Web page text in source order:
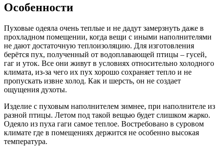
Особенности
Пуховые одеяла очень теплые и не дадут замерзнуть даже в
прохладном помещении, когда вещи с иными наполнителями
не дают достаточную теплоизоляцию. Для изготовления
берётся пух, полученный от водоплавающей птицы – гусей,
гаг и уток. Все они живут в условиях относительно холодного
климата, из-за чего их пух хорошо сохраняет тепло и не
пропускать извне холод. Как и шерсть, он не создает
ощущения духоты.
Изделие с пуховым наполнителем зимнее, при наполнителе из
разной птицы. Летом под такой вещью будет слишком жарко.
Одеяло из пуха гаги самое теплое. Востребовано в суровом
климате где в помещениях держится не особенно высокая
температура.